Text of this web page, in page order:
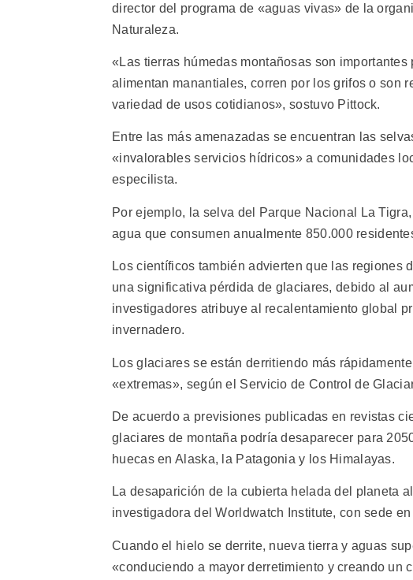
director del programa de «aguas vivas» de la
Naturaleza.
«Las tierras húmedas montañosas son
alimentan manantiales, corren por los grifos o son
variedad de usos cotidianos», sostuvo Pittock.
Entre las más amenazadas se encuentran las
«invalorables servicios hídricos» a comunidades
especilista.
Por ejemplo, la selva del Parque Nacional La
agua que consumen anualmente 850.000
Los científicos también advierten que las regiones
una significativa pérdida de glaciares, debido al
investigadores atribuye al recalentamiento global
invernadero.
Los glaciares se están derritiendo más
«extremas», según el Servicio de Control de
De acuerdo a previsiones publicadas en revistas
glaciares de montaña podría desaparecer para
huecas en Alaska, la Patagonia y los Himalayas.
La desaparición de la cubierta helada del planeta
investigadora del Worldwatch Institute, con sede
Cuando el hielo se derrite, nueva tierra y aguas
«conduciendo a mayor derretimiento y creando un